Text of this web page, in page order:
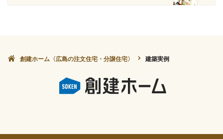
創建ホーム〈広島の注文住宅・分譲住宅〉 建築実例